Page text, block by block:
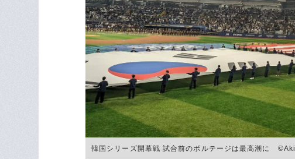
韓国シリーズ開幕戦 試合前のボルテージは最高潮に ©Aki